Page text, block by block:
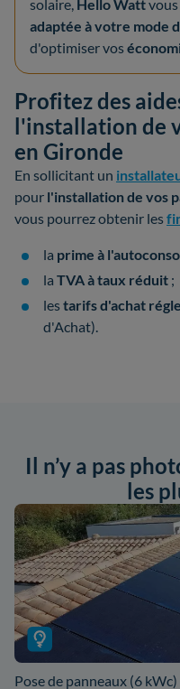
solaire, Hello Watt
adaptée à votre mode
d'optimiser vos
Profitez des
l'installation de
en Gironde
En sollicitant un
pour l'installation de vos
vous pourrez obtenir les
la prime à
la TVA à taux réduit ;
lestarifs d'achat
d'Achat).
Il n’y a pas
les
Pose de panneaux (6